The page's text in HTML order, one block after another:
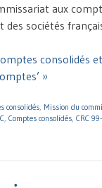
aux
sociétés
consolidés
»
consolidés, Mission du
, Comptes consolidés, CRC